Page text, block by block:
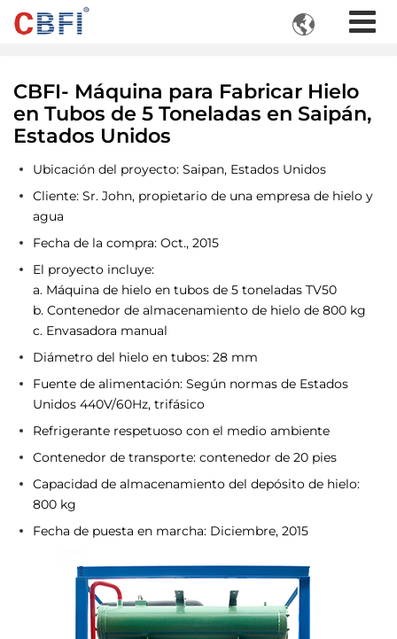

CBFI- Máquina para Fabricar Hielo
en Tubos de 5 Toneladas en Saipán,
Estados Unidos
Ubicación del proyecto: Saipan, Estados Unidos
Cliente: Sr. John, propietario de una empresa de hielo y
agua
Fecha de la compra: Oct., 2015
El proyecto incluye:
a. Máquina de hielo en tubos de 5 toneladas TV50
b. Contenedor de almacenamiento de hielo de 800 kg
c. Envasadora manual
Diámetro del hielo en tubos: 28 mm
Fuente de alimentación: Según normas de Estados
Unidos 440V/60Hz, trifásico
Refrigerante respetuoso con el medio ambiente
Contenedor de transporte: contenedor de 20 pies
Capacidad de almacenamiento del depósito de hielo:
800 kg
Fecha de puesta en marcha: Diciembre, 2015